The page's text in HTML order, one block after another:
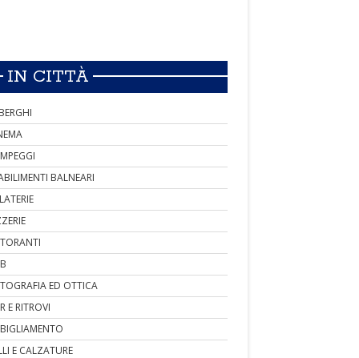
IN CITTÀ
BALNEARI
ED OTTICA
E RITROVI
E CALZATURE